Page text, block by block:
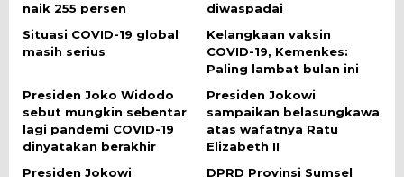
naik 255 persen
diwaspadai
Situasi COVID-19 global
masih serius
Kelangkaan vaksin
COVID-19, Kemenkes:
Paling lambat bulan ini
Presiden Joko Widodo
sebut mungkin sebentar
lagi pandemi COVID-19
dinyatakan berakhir
Presiden Jokowi
sampaikan belasungkawa
atas wafatnya Ratu
Elizabeth II
Presiden Jokowi
DPRD Provinsi Sumsel